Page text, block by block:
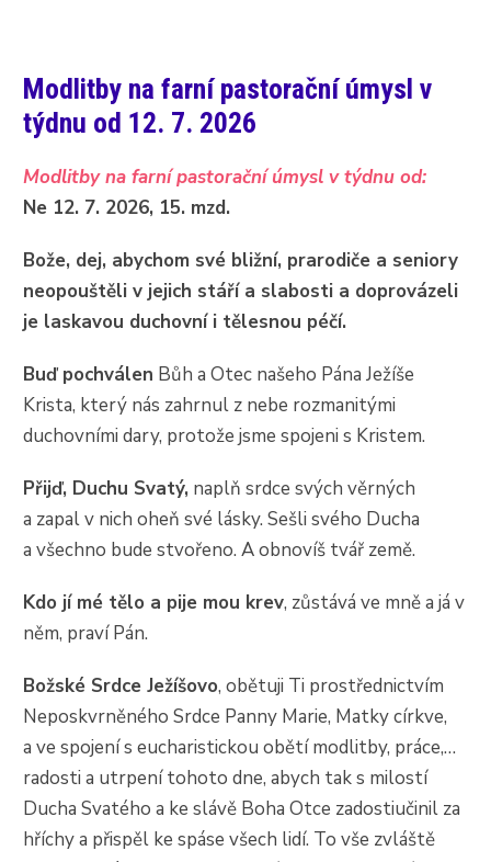
Modlitby na farní pastorační úmysl v
týdnu od 12. 7. 2026
Modlitby na farní pastorační úmysl v týdnu od:
Ne 12. 7. 2026, 15. mzd.
Bože, dej, abychom své bližní, prarodiče a seniory
neopouštěli v jejich stáří a slabosti a doprovázeli
je laskavou duchovní i tělesnou péčí.
Buď pochválen Bůh a Otec našeho Pána Ježíše
Krista, který nás zahrnul z nebe rozmanitými
duchovními dary, protože jsme spojeni s Kristem.
Přijď, Duchu Svatý, naplň srdce svých věrných
a zapal v nich oheň své lásky. Sešli svého Ducha
a všechno bude stvořeno. A obnovíš tvář země.
Kdo jí mé tělo a pije mou krev, zůstává ve mně a já v
něm, praví Pán.
Božské Srdce Ježíšovo, obětuji Ti prostřednictvím
Neposkvrněného Srdce Panny Marie, Matky církve,
a ve spojení s eucharistickou obětí modlitby, práce,…
radosti a utrpení tohoto dne, abych tak s milostí
Ducha Svatého a ke slávě Boha Otce zadostiučinil za
hříchy a přispěl ke spáse všech lidí. To vše zvláště